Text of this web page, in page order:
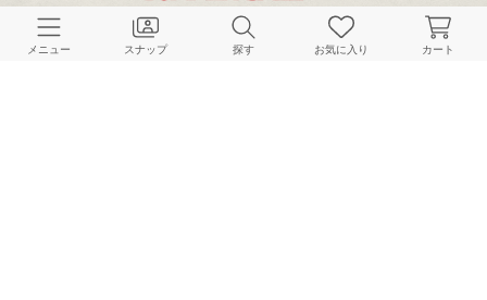
CUSTOMER SERVICE
メニュー スナップ 探す お気に入り カート